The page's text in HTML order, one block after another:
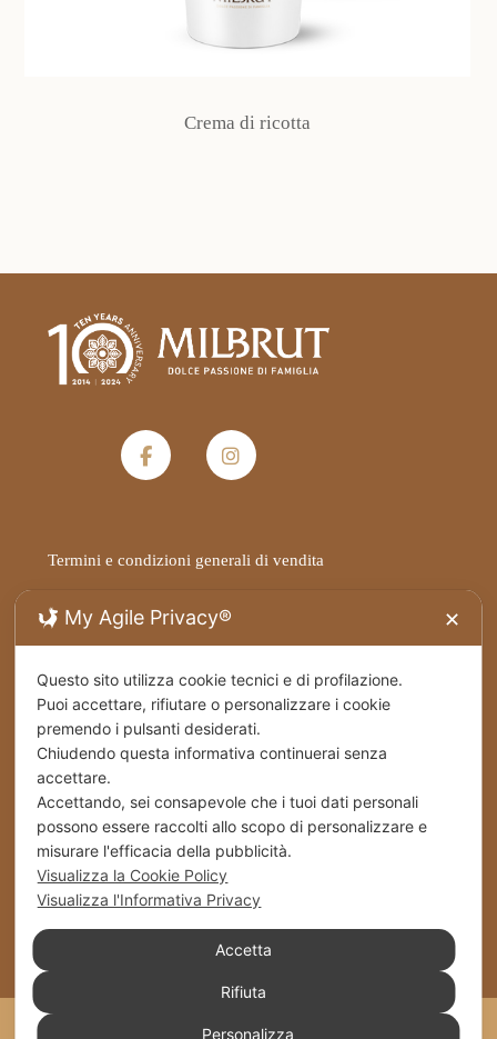
Crema di ricotta
Termini e condizioni generali di vendita
Privacy Policy
Spedizioni
Cookies
Stabilimento – Milbrut Dolce Passione di Famiglia
c/da Cappuccini – Messer Rinaldo SS 576 Naro
(Ag) Italy
+39 0922 835464
info@milbrut.com
My Agile Privacy® ✕
Questo sito utilizza cookie tecnici e di profilazione.
Puoi accettare, rifiutare o personalizzare i cookie
premendo i pulsanti desiderati.
Chiudendo questa informativa continuerai senza
accettare.
Accettando, sei consapevole che i tuoi dati personali
possono essere raccolti allo scopo di personalizzare e
misurare l'efficacia della pubblicità.
Visualizza la Cookie Policy
Visualizza l'Informativa Privacy
Accetta
Rifiuta
Personalizza